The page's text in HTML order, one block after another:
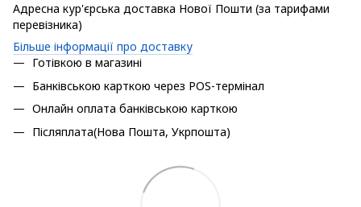
Адресна кур'єрська доставка Нової Пошти (за тарифами
перевізника)
Більше інформації про доставку
Готівкою в магазині
Банківською карткою через POS-термінал
Онлайн оплата банківською карткою
Післяплата(Нова Пошта, Укрпошта)